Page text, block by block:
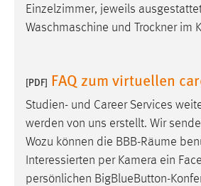
Einzelzimmer, jeweils
Waschmaschine und Trockner im
[PDF] FAQ zum virtuellen
Studien- und Career Services
werden von uns erstellt. Wir
Wozu können die BBB-Räume
Interessierten per Kamera ein
persönlichen BigBlueButton-
Einverständnis
Zweck:
Dieser Cookie
ausgewählten
des Benutzers
Cookie Laufzeit: 1 Jahr
Performance